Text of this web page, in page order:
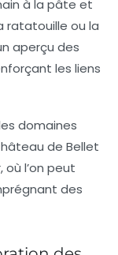
à la pâte et
ratatouille ou la
aperçu des
les liens
domaines
de Bellet
l’on peut
des